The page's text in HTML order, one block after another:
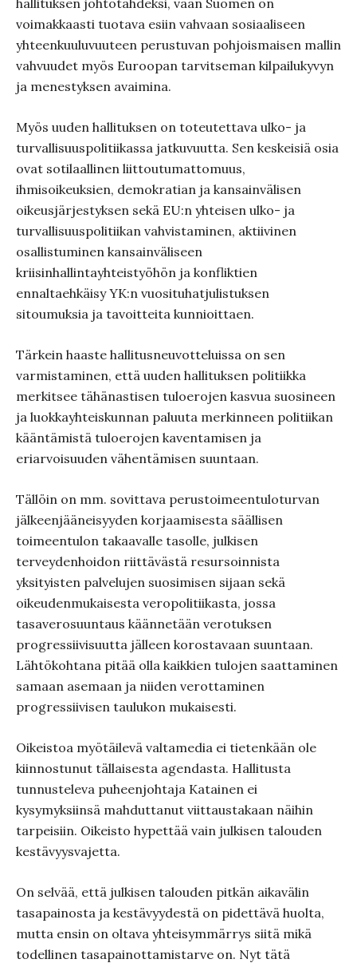
hallituksen johtotähdeksi, vaan Suomen on
voimakkaasti tuotava esiin vahvaan sosiaaliseen
yhteenkuuluvuuteen perustuvan pohjoismaisen mallin
vahvuudet myös Euroopan tarvitseman kilpailukyvyn
ja menestyksen avaimina.
Myös uuden hallituksen on toteutettava ulko- ja
turvallisuuspolitiikassa jatkuvuutta. Sen keskeisiä osia
ovat sotilaallinen liittoutumattomuus,
ihmisoikeuksien, demokratian ja kansainvälisen
oikeusjärjestyksen sekä EU:n yhteisen ulko- ja
turvallisuuspolitiikan vahvistaminen, aktiivinen
osallistuminen kansainväliseen
kriisinhallintayhteistyöhön ja konfliktien
ennaltaehkäisy YK:n vuosituhatjulistuksen
sitoumuksia ja tavoitteita kunnioittaen.
Tärkein haaste hallitusneuvotteluissa on sen
varmistaminen, että uuden hallituksen politiikka
merkitsee tähänastisen tuloerojen kasvua suosineen
ja luokkayhteiskunnan paluuta merkinneen politiikan
kääntämistä tuloerojen kaventamisen ja
eriarvoisuuden vähentämisen suuntaan.
Tällöin on mm. sovittava perustoimeentuloturvan
jälkeenjääneisyyden korjaamisesta säällisen
toimeentulon takaavalle tasolle, julkisen
terveydenhoidon riittävästä resursoinnista
yksityisten palvelujen suosimisen sijaan sekä
oikeudenmukaisesta veropolitiikasta, jossa
tasaverosuuntaus käännetään verotuksen
progressiivisuutta jälleen korostavaan suuntaan.
Lähtökohtana pitää olla kaikkien tulojen saattaminen
samaan asemaan ja niiden verottaminen
progressiivisen taulukon mukaisesti.
Oikeistoa myötäilevä valtamedia ei tietenkään ole
kiinnostunut tällaisesta agendasta. Hallitusta
tunnusteleva puheenjohtaja Katainen ei
kysymyksiinsä mahduttanut viittaustakaan näihin
tarpeisiin. Oikeisto hypettää vain julkisen talouden
kestävyysvajetta.
On selvää, että julkisen talouden pitkän aikavälin
tasapainosta ja kestävyydestä on pidettävä huolta,
mutta ensin on oltava yhteisymmärrys siitä mikä
todellinen tasapainottamistarve on. Nyt tätä